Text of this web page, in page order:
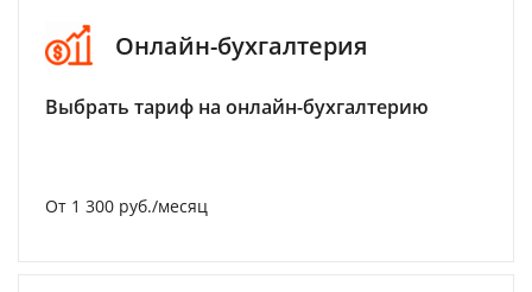
Онлайн-бухгалтерия
Выбрать тариф на онлайн-бухгалтерию
От 1 300 руб./месяц